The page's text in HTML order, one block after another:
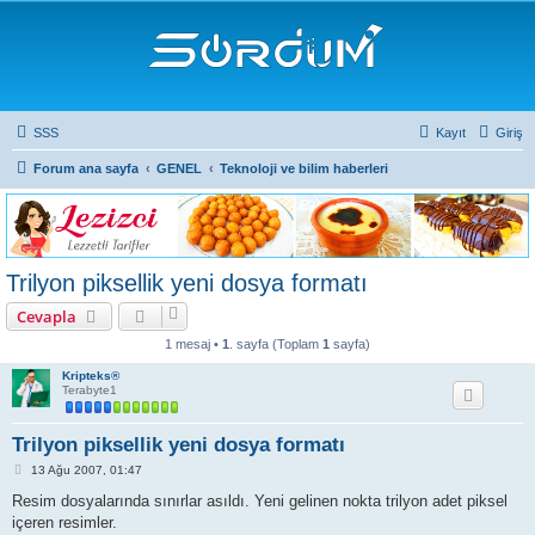
SSS Giriş
Kayıt
Forum ana sayfa GENEL Teknoloji ve bilim haberleri
Trilyon piksellik yeni dosya formatı
Cevapla
1 mesaj • 1 . sayfa (Toplam 1 sayfa)
Kripteks®
Terabyte1
Trilyon piksellik yeni dosya formatı
M
s
j
13 Ağu 2007, 01:47
Resim dosyalarında sınırlar asıldı. Yeni gelinen nokta trilyon adet piksel
içeren resimler.